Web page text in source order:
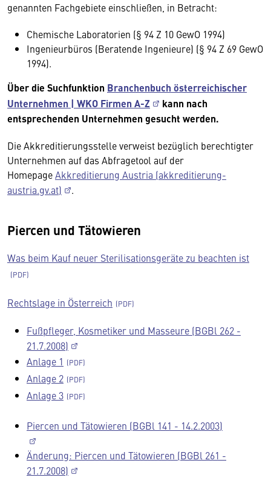
genannten Fachgebiete einschließen, in Betracht:
Chemische Laboratorien (§ 94 Z 10 GewO 1994)
Ingenieurbüros (Beratende Ingenieure) (§ 94 Z 69 GewO
1994).
Über die Suchfunktion Branchenbuch österreichischer
Unternehmen | WKO Firmen A-Z
kann nach
entsprechenden Unternehmen gesucht werden.
Die Akkreditierungsstelle verweist bezüglich berechtigter
Unternehmen auf das Abfragetool auf der
HomepageAkkreditierung Austria (akkreditierung-
austria.gv.at)
.
Piercen und Tätowieren
Was beim Kauf neuer Sterilisationsgeräte zu beachten ist
Rechtslage in Österreich
Fußpfleger, Kosmetiker und Masseure (BGBl 262 -
21.7.2008)
Anlage 1
Anlage 2
Anlage 3
Piercen und Tätowieren (BGBl 141 - 14.2.2003)
Änderung: Piercen und Tätowieren (BGBl 261 -
21.7.2008)